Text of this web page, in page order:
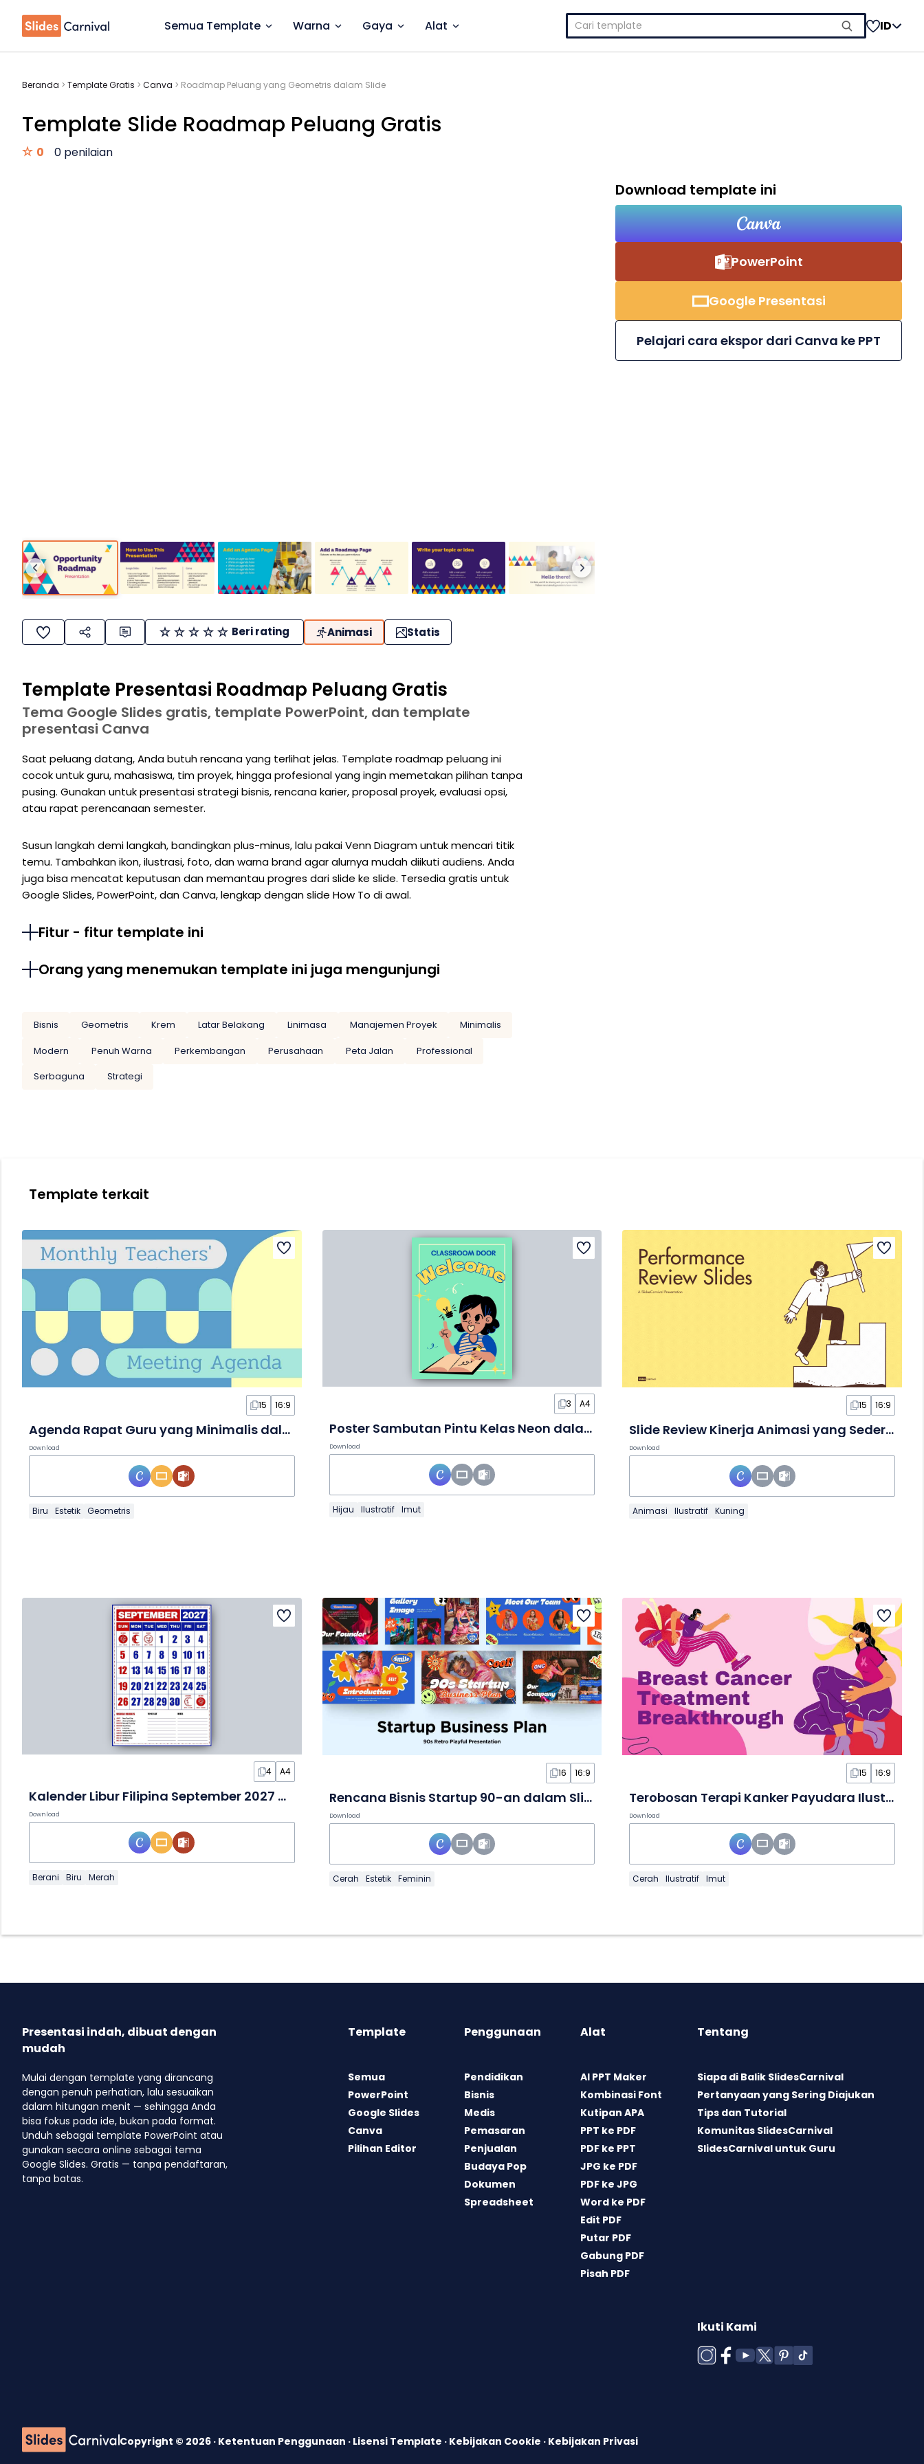
Semua Template Warna Gaya Alat
Cari
untuk:
ID
Beranda > Template Gratis > Canva > Roadmap Peluang yang Geometris dalam Slide
Template Slide Roadmap Peluang Gratis
0 0 penilaian
Beri rating Animasi Statis
Template Presentasi Roadmap Peluang Gratis
Tema Google Slides gratis, template PowerPoint, dan template
presentasi Canva
Saat peluang datang, Anda butuh rencana yang terlihat jelas. Template roadmap peluang ini
cocok untuk guru, mahasiswa, tim proyek, hingga profesional yang ingin memetakan pilihan tanpa
pusing. Gunakan untuk presentasi strategi bisnis, rencana karier, proposal proyek, evaluasi opsi,
atau rapat perencanaan semester.
Susun langkah demi langkah, bandingkan plus-minus, lalu pakai Venn Diagram untuk mencari titik
temu. Tambahkan ikon, ilustrasi, foto, dan warna brand agar alurnya mudah diikuti audiens. Anda
juga bisa mencatat keputusan dan memantau progres dari slide ke slide. Tersedia gratis untuk
Google Slides, PowerPoint, dan Canva, lengkap dengan slide How To di awal.
Fitur - fitur template ini
Orang yang menemukan template ini juga mengunjungi
Bisnis Geometris Krem Latar Belakang Linimasa Manajemen Proyek
Minimalis
Modern
Penuh Warna Perkembangan Perusahaan Peta Jalan
Professional
Serbaguna
Strategi
Download template ini
PowerPoint
Google Presentasi
Pelajari cara ekspor dari Canva ke PPT
Template terkait
15 16:9
Agenda Rapat Guru yang Minimalis dalam Slide
Download
Biru Estetik Geometris
3 A4
Poster Sambutan Pintu Kelas Neon dalam Poster
Download
Hijau Ilustratif Imut
15 16:9
Slide Review Kinerja Animasi yang Sederhana
Download
Animasi Ilustratif Kuning
4 A4
Kalender Libur Filipina September 2027 dalam Slide
Download
Berani Biru Merah
16 16:9
Rencana Bisnis Startup 90-an dalam Slide
Download
Cerah Estetik Feminin
15 16:9
Terobosan Terapi Kanker Payudara Ilustratif dalam Slide
Download
Cerah Ilustratif Imut
Presentasi indah, dibuat dengan
mudah
Mulai dengan template yang dirancang
dengan penuh perhatian, lalu sesuaikan
dalam hitungan menit — sehingga Anda
bisa fokus pada ide, bukan pada format.
Unduh sebagai template PowerPoint atau
gunakan secara online sebagai tema
Google Slides. Gratis — tanpa pendaftaran,
tanpa batas.
Template
Semua
PowerPoint
Google Slides
Canva
Pilihan Editor
Penggunaan
Pendidikan
Bisnis
Medis
Pemasaran
Penjualan
Budaya Pop
Dokumen
Spreadsheet
Alat
AI PPT Maker
Kombinasi Font
Kutipan APA
PPT ke PDF
PDF ke PPT
JPG ke PDF
PDF ke JPG
Word ke PDF
Edit PDF
Putar PDF
Gabung PDF
Pisah PDF
Tentang
Siapa di Balik SlidesCarnival
Pertanyaan yang Sering Diajukan
Tips dan Tutorial
Komunitas SlidesCarnival
SlidesCarnival untuk Guru
Ikuti Kami
Copyright © 2026 · Ketentuan Penggunaan · Lisensi Template · Kebijakan Cookie · Kebijakan Privasi